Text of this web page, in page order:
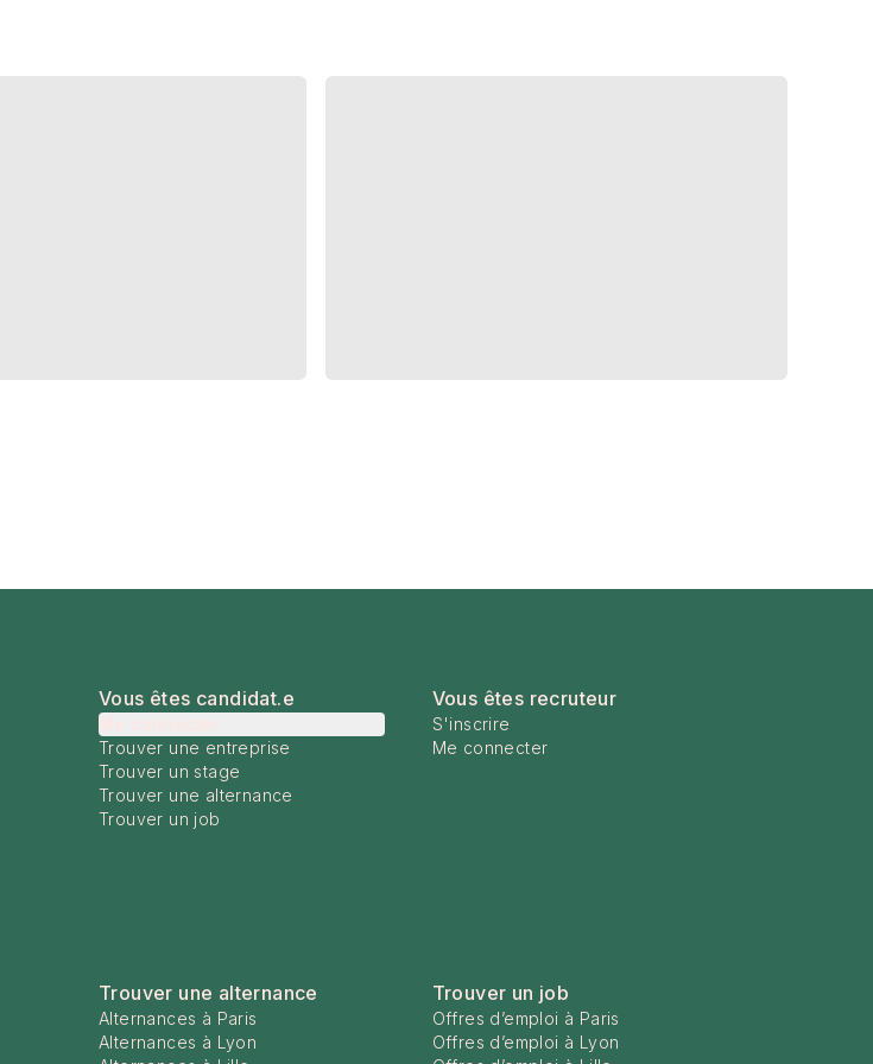
Vous êtes candidat.e
Trouver une entreprise
Trouver un stage
Trouver une alternance
Trouver un job
Vous êtes recruteur
S'inscrire
Me connecter
Trouver une alternance
Alternances à Paris
Alternances à Lyon
Trouver un job
Offres d’emploi à Paris
Offres d’emploi à Lyon